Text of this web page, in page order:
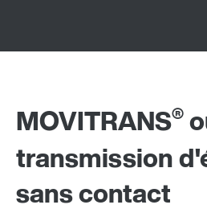
MOVITRANS®
transmission
sans contact